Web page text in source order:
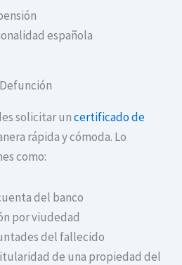
española
solicitar uncertificado de
rápida y cómoda. Lo
como:
del banco
por viudedad
del fallecido
de una propiedad del